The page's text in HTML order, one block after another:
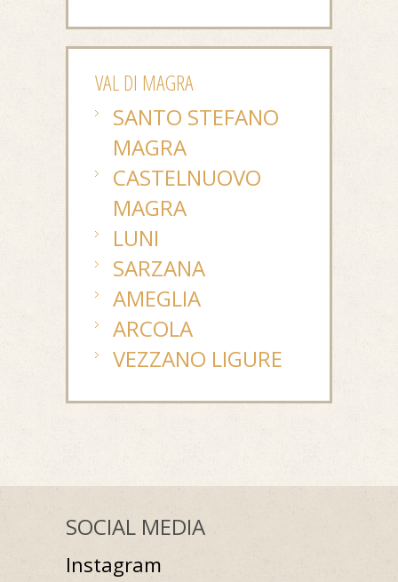
VAL DI MAGRA
SANTO STEFANO
MAGRA
CASTELNUOVO
MAGRA
LUNI
SARZANA
AMEGLIA
ARCOLA
VEZZANO LIGURE
SOCIAL MEDIA
Instagram